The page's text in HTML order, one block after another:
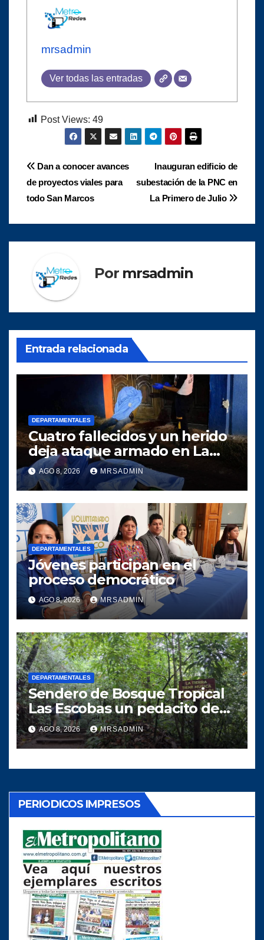
mrsadmin
Ver todas las entradas
Post Views: 49
Navegación
de
entradas
Inauguran edificio de
subestación de la PNC en
La Primero de Julio
Dan a conocer avances
de proyectos viales para
todo San Marcos
Por mrsadmin
Entrada relacionada
DEPARTAMENTALES
Cuatro fallecidos y un herido
deja ataque armado en La
Gomera, Escuintla
AGO 8, 2026 MRSADMIN
DEPARTAMENTALES
Jóvenes participan en el
proceso democrático
AGO 8, 2026 MRSADMIN
DEPARTAMENTALES
Sendero de Bosque Tropical
Las Escobas un pedacito de
tesoro Guatemalteco
AGO 8, 2026 MRSADMIN
PERIODICOS IMPRESOS